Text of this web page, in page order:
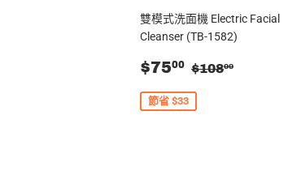
雙模式洗面機 Electric Facial
Cleanser (TB-1582)
售
$7500 $75.00
零售價
$10800
節省 $33